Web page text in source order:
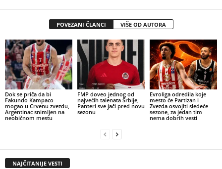
POVEZANI ČLANCI VIŠE OD AUTORA
Dok se priča da bi
Fakundo Kampaco
mogao u Crvenu zvezdu,
Argentinac snimljen na
neobičnom mestu
FMP doveo jednog od
najvećih talenata Srbije,
Panteri sve jači pred novu
sezonu
Evroliga odredila koje
mesto će Partizan i
Zvezda osvojiti sledeće
sezone, za jedan tim
nema dobrih vesti
NAJČITANIJE VESTI